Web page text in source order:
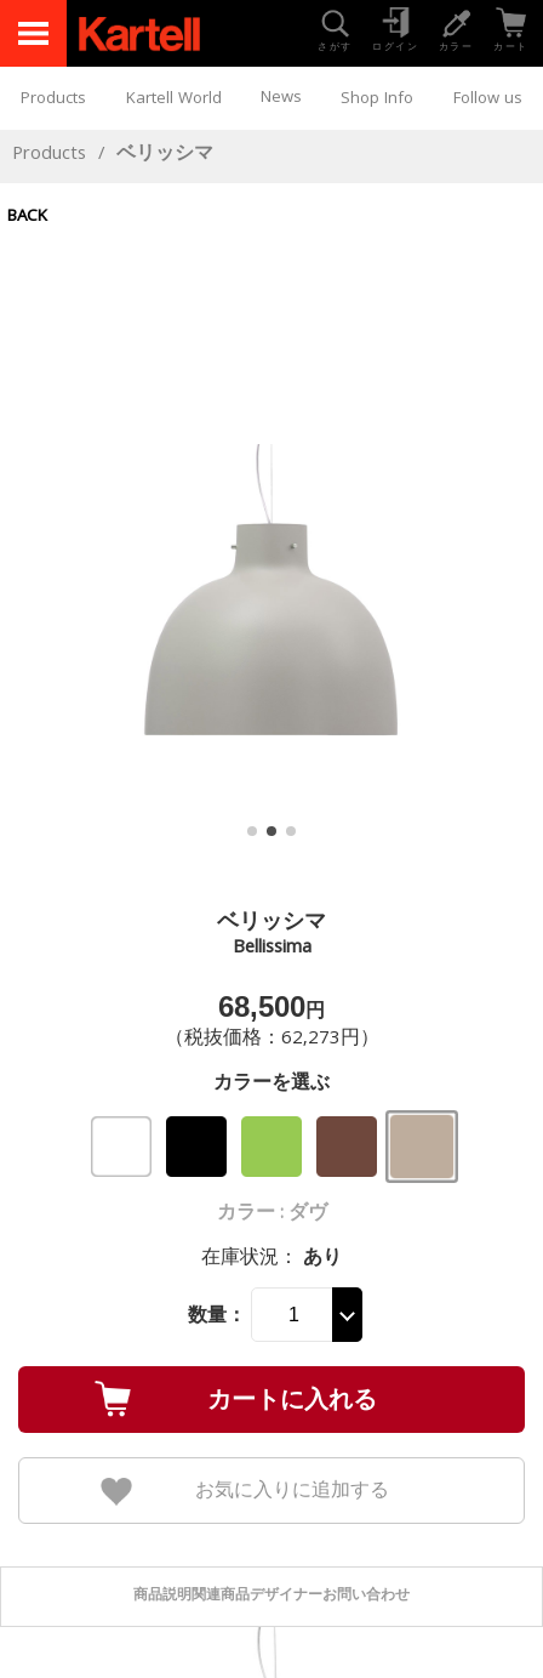
さがす ログイン カラー カート
Products Kartell World News Shop Info Follow us
Products / ベリッシマ
BACK
ベリッシマ
Bellissima
68,500円
（税抜価格：62,273円）
カラーを選ぶ
カラー : ダヴ
在庫状況： あり
数量：
お気に入りに追加する
商品説明関連商品デザイナーお問い合わせ